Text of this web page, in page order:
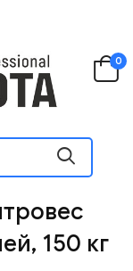
0
150 кг